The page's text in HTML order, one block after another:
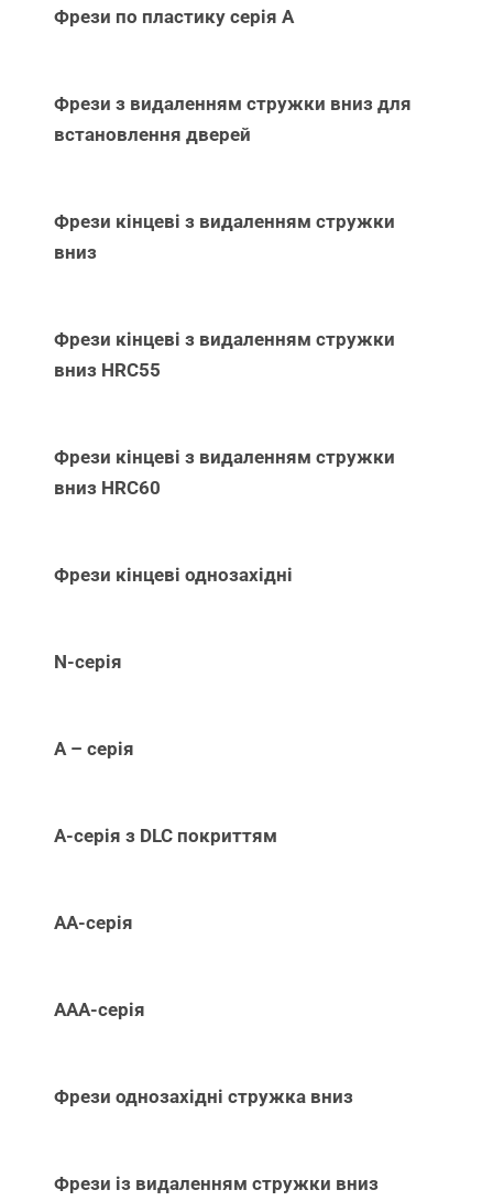
Фрези по пластику серія А
Фрези з видаленням стружки вниз для
встановлення дверей
Фрези кінцеві з видаленням стружки
вниз
Фрези кінцеві з видаленням стружки
вниз НRC55
Фрези кінцеві з видаленням стружки
вниз НRC60
Фрези кінцеві однозахідні
N-серія
А – серія
А-серія з DLC покриттям
АА-серія
ААА-серія
Фрези однозахідні стружка вниз
Фрези із видаленням стружки вниз